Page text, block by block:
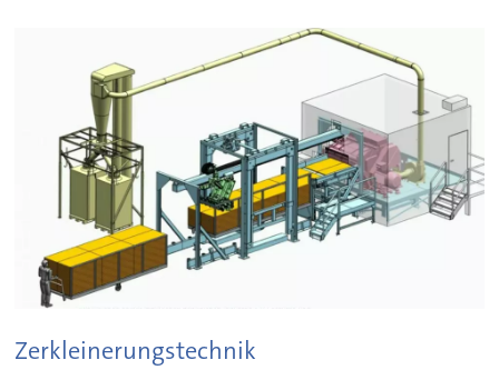
Zerkleinerungstechnik